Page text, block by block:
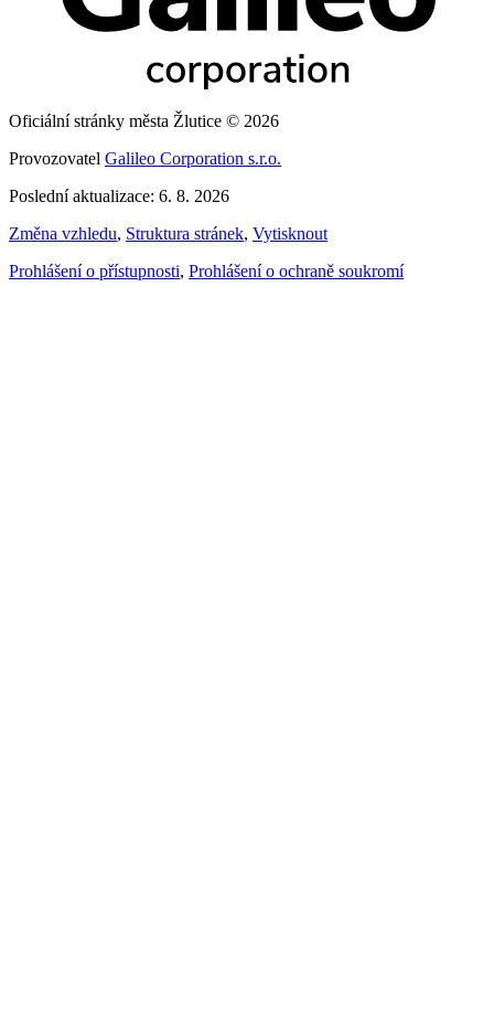
Oficiální stránky města Žlutice © 2026
Provozovatel Galileo Corporation s.r.o.
Poslední aktualizace: 6. 8. 2026
Změna vzhledu, Struktura stránek, Vytisknout
Prohlášení o přístupnosti, Prohlášení o ochraně soukromí